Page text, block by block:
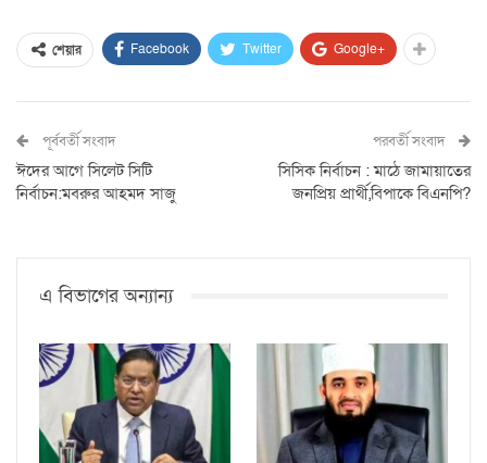
শেয়ার Facebook Twitter Google+
পূর্ববর্তী সংবাদ
ঈদের আগে সিলেট সিটি
নির্বাচন:মবরুর আহমদ সাজু
পরবর্তী সংবাদ
সিসিক নির্বাচন : মাঠে জামায়াতের
জনপ্রিয় প্রার্থী,বিপাকে বিএনপি?
এ বিভাগের অন্যান্য